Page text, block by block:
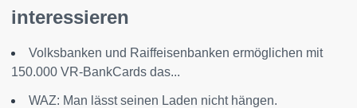
interessieren
Volksbanken und Raiffeisenbanken ermöglichen mit
150.000 VR-BankCards das...
WAZ: Man lässt seinen Laden nicht hängen.